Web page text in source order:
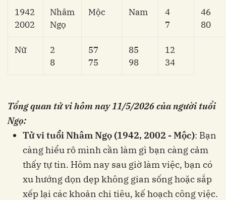
1942
2002
Nhâm
Ngọ
Mộc Nam
4
7
46
80
Nữ
2
8
57
75
85
98
12
34
Tổng quan tử vi hôm nay 11/5/2026của người tuổi
Ngọ:
Tử vi tuổi Nhâm Ngọ (1942, 2002 - Mộc): Bạn
càng hiểu rõ mình cần làm gì bạn càng cảm
thấy tự tin. Hôm nay sau giờ làm việc, bạn có
xu hướng dọn dẹp không gian sống hoặc sắp
xếp lại các khoản chi tiêu, kế hoạch công việc.